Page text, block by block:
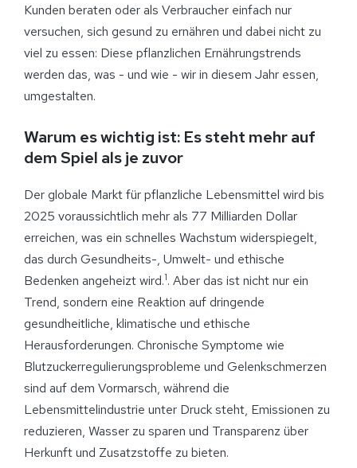
Kunden beraten oder als Verbraucher einfach nur
versuchen, sich gesund zu ernähren und dabei nicht zu
viel zu essen: Diese pflanzlichen Ernährungstrends
werden das, was - und wie - wir in diesem Jahr essen,
umgestalten.
Warum es wichtig ist: Es steht mehr auf
dem Spiel als je zuvor
Der globale Markt für pflanzliche Lebensmittel wird bis
2025 voraussichtlich mehr als 77 Milliarden Dollar
erreichen, was ein schnelles Wachstum widerspiegelt,
das durch Gesundheits-, Umwelt- und ethische
Bedenken angeheizt wird.1. Aber das ist nicht nur ein
Trend, sondern eine Reaktion auf dringende
gesundheitliche, klimatische und ethische
Herausforderungen. Chronische Symptome wie
Blutzuckerregulierungsprobleme und Gelenkschmerzen
sind auf dem Vormarsch, während die
Lebensmittelindustrie unter Druck steht, Emissionen zu
reduzieren, Wasser zu sparen und Transparenz über
Herkunft und Zusatzstoffe zu bieten.